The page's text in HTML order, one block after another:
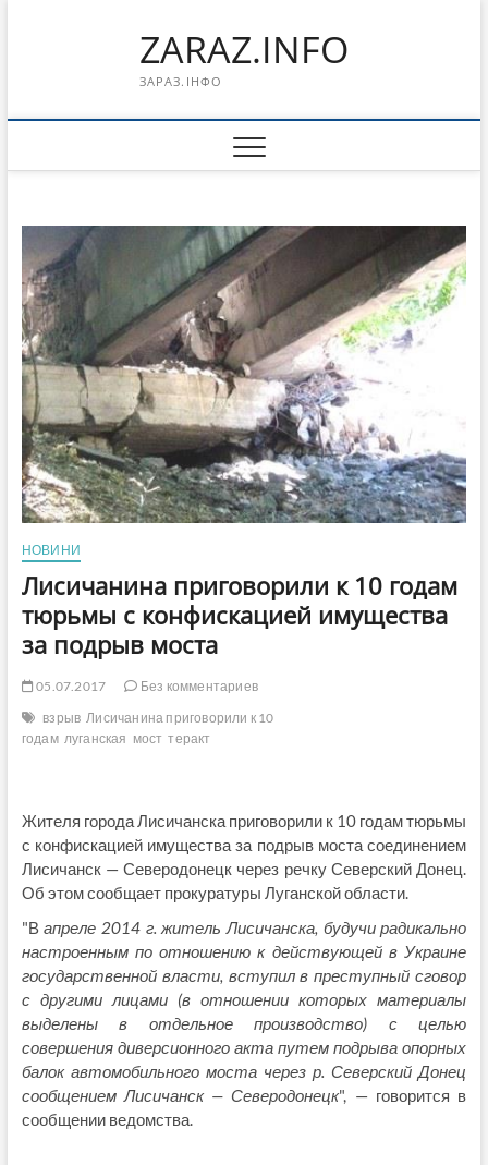
ZARAZ.INFO
ЗАРАЗ.ІНФО
НОВИНИ
Лисичанина приговорили к 10 годам
тюрьмы с конфискацией имущества
за подрыв моста
05.07.2017
Без комментариев
взрыв Лисичанина приговорили к 10
годам луганская мост теракт
Жителя города Лисичанска приговорили к 10 годам тюрьмы
с конфискацией имущества за подрыв моста соединением
Лисичанск — Северодонецк через речку Северский Донец.
Об этом сообщает прокуратуры Луганской области.
"В апреле 2014 г. житель Лисичанска, будучи радикально
настроенным по отношению к действующей в Украине
государственной власти, вступил в преступный сговор
с другими лицами (в отношении которых материалы
выделены в отдельное производство) с целью
совершения диверсионного акта путем подрыва опорных
балок автомобильного моста через р. Северский Донец
сообщением Лисичанск — Северодонецк", — говорится в
сообщении ведомства.